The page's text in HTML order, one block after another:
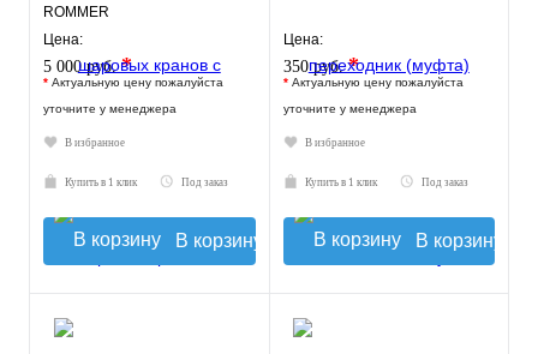
ROMMER
Цена:
5 000 руб.*
* Актуальную цену пожалуйста
уточните у менеджера
В избранное
Купить в 1 клик Под заказ
В корзину
Цена:
350 руб.*
* Актуальную цену пожалуйста
уточните у менеджера
В избранное
Купить в 1 клик Под заказ
В корзину